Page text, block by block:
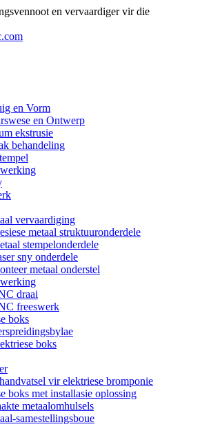
en vervaardiger vir die
en Vorm
en Ontwerp
ekstrusie
behandeling
vervaardiging
metaal struktuuronderdele
stempelonderdele
sny onderdele
metaal onderstel
draai
freeswerk
boks
boks
vir elektriese bromponie
boks met installasie oplossing
metaalomhulsels
samestellingsboue